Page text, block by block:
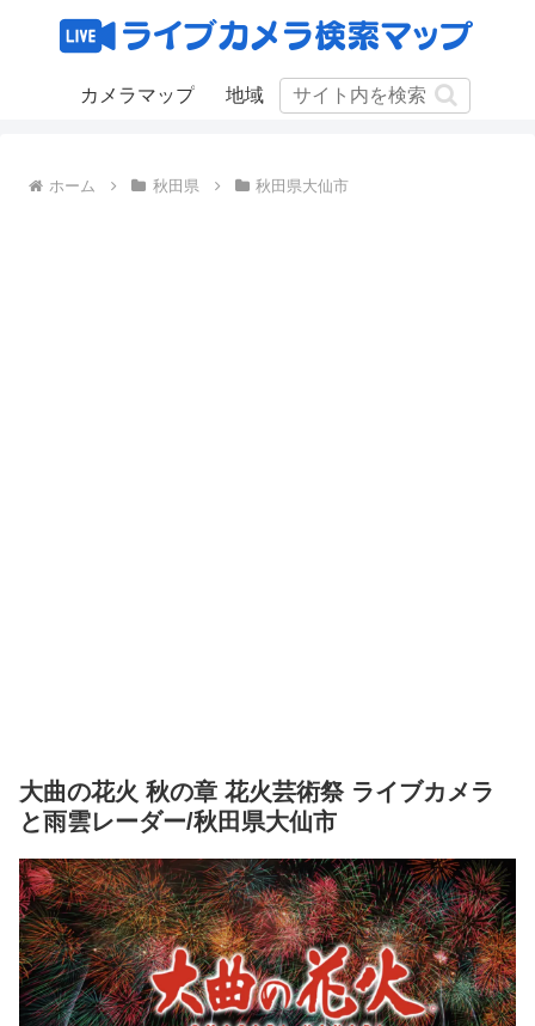
カメラマップ 地域
ホーム 秋田県 秋田県大仙市
大曲の花火 秋の章 花火芸術祭 ライブカメラ
と雨雲レーダー/秋田県大仙市